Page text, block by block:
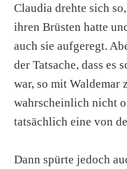
Claudia drehte sich
ihren Brüsten hatte
auch sie aufgeregt.
der Tatsache, dass es
war, so mit Waldemar
wahrscheinlich nicht
tatsächlich eine von
Dann spürte jedoch